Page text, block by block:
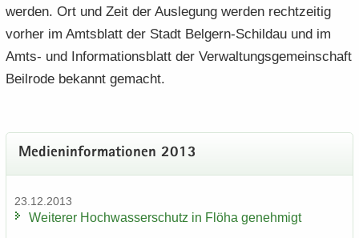
wer­den. Ort und Zeit der Aus­le­gung wer­den recht­zei­tig
vor­her im Amts­blatt der Stadt Belgern-​Schildau und im
Amts- und In­for­ma­ti­ons­blatt der Ver­wal­tungs­ge­mein­schaft
Beil­ro­de be­kannt ge­macht.
Me­di­en­in­for­ma­tio­nen 2013
23.12.2013
Wei­te­rer Hoch­was­ser­schutz in Flöha ge­neh­migt